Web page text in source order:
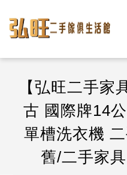
【弘旺二手家
古 國際牌14
單槽洗衣機
舊/二手家